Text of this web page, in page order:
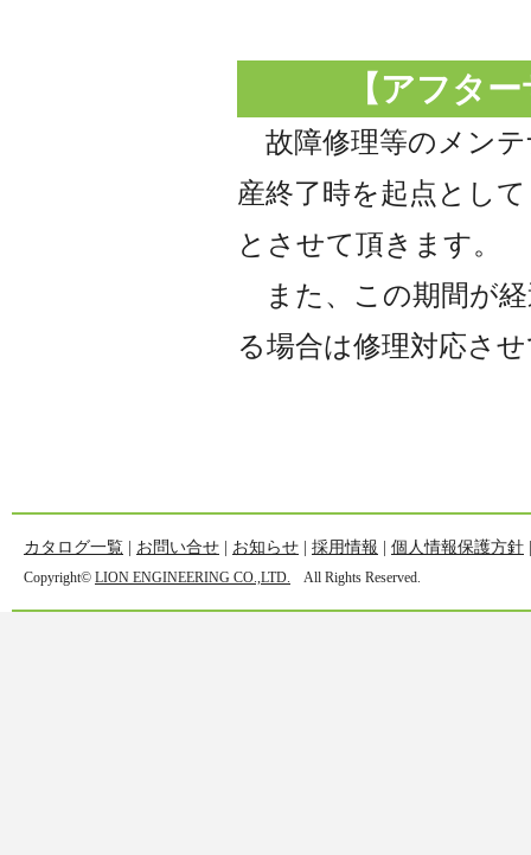
【アフタ
故障修理等のメン
産終了時を起点として
とさせて頂きます。
また、この期間が経
る場合は修理対応さ
カタログ一覧 お問い合せ お知らせ 採用情報 個人情報保護方針
Copyright© LION ENGINEERING CO.,LTD. All Rights Reserved.